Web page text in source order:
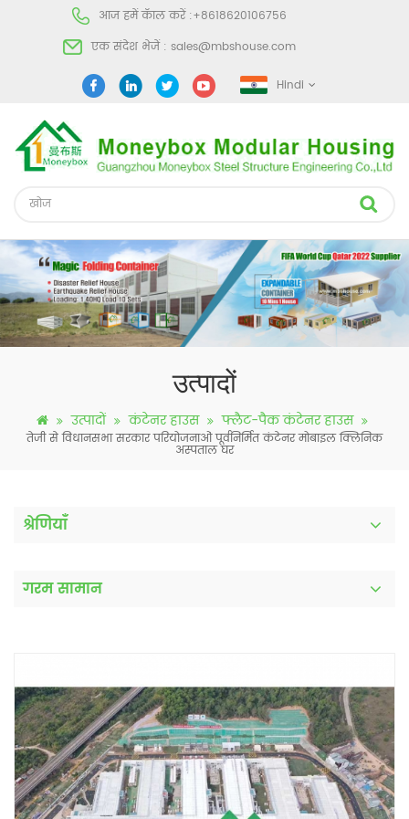
आज हमें कॅाल करें :+8618620106756
एक संदेश भेजें : sales@mbshouse.com
Hindi
उत्पादों
उत्पादों कंटेनर हाउस फ्लैट-पैक कंटेनर हाउस
तेजी से विधानसभा सरकार परियोजनाओं पूर्वनिर्मित कंटेनर मोबाइल क्लिनिक
अस्पताल घर
श्रेणियाँ
गरम सामान